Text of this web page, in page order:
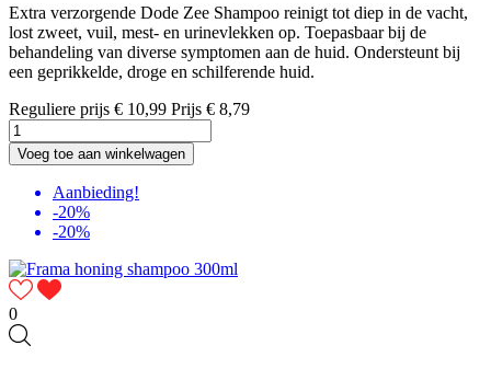
Extra verzorgende Dode Zee Shampoo reinigt tot diep in de vacht,
lost zweet, vuil, mest- en urinevlekken op. Toepasbaar bij de
behandeling van diverse symptomen aan de huid. Ondersteunt bij
een geprikkelde, droge en schilferende huid.
Reguliere prijs € 10,99 Prijs € 8,79
Voeg toe aan winkelwagen
Aanbieding!
-20%
-20%
0